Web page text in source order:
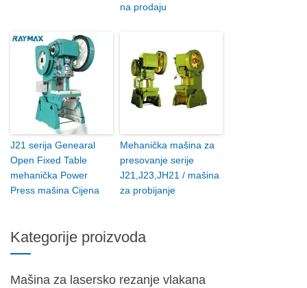
na prodaju
J21 serija Genearal
Open Fixed Table
mehanička Power
Press mašina Cijena
Mehanička mašina za
presovanje serije
J21,J23,JH21 / mašina
za probijanje
Kategorije proizvoda
Mašina za lasersko rezanje vlakana